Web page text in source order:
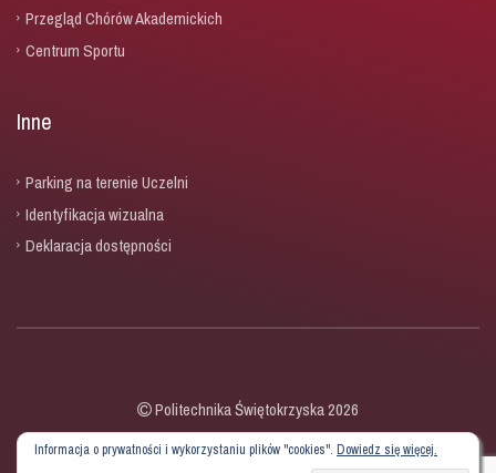
Przegląd Chórów Akademickich
Centrum Sportu
Inne
Parking na terenie Uczelni
Identyfikacja wizualna
Deklaracja dostępności
Politechnika Świętokrzyska 2026
Informacja o prywatności i wykorzystaniu plików "cookies". Dowiedz się więcej.